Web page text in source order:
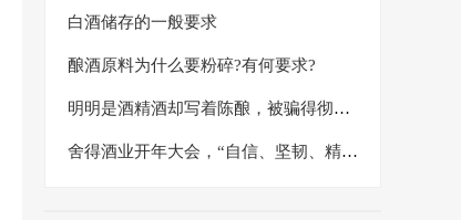
白酒储存的一般要求
酿酒原料为什么要粉碎?有何要求?
明明是酒精酒却写着陈酿，被骗得彻彻底底
舍得酒业开年大会，“自信、坚韧、精益、创造”八个字绘就2024发展蓝图